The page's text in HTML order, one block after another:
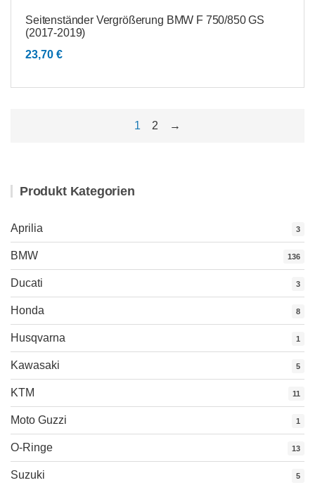
Seitenständer Vergrößerung BMW F 750/850 GS
(2017-2019)
23,70 €
1 2 →
Produkt Kategorien
Aprilia 3
BMW 136
Ducati 3
Honda 8
Husqvarna 1
Kawasaki 5
KTM 11
Moto Guzzi 1
O-Ringe 13
Suzuki 5